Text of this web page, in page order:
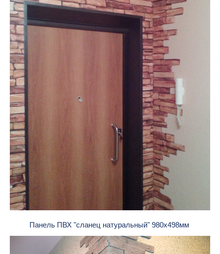
Панель ПВХ "сланец натуральный" 980x498мм